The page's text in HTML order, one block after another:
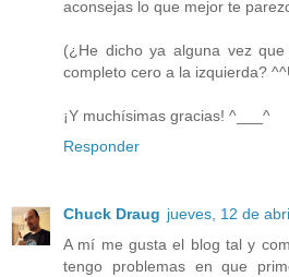
aconsejas lo que mejor te
(¿He dicho ya alguna vez
completo cero a la izquierda?
¡Y muchísimas gracias! ^___^
Responder
Chuck Draug jueves, 12 de
A mí me gusta el blog tal y
tengo problemas en que